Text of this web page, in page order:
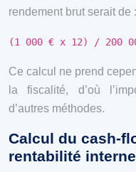
rendement brut serait de :
(1 000 € x 12) / 200
Ce calcul ne prend
la fiscalité, d’où
d’autres méthodes.
Calcul du cash-
rentabilité